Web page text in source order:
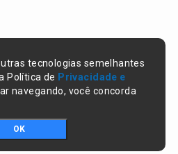
tecnologias semelhantes
Política de Privacidade e
navegando, você concorda
OK